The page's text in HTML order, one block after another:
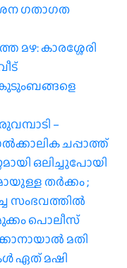
ഗതാഗത
കാരശ്ശേരി
–
ചപ്പാത്ത്
ഒലിച്ചുപോയി
തർക്കം ;
സംഭവത്തിൽ
പൊലീസ്
മതി​
ഏത് മഷി